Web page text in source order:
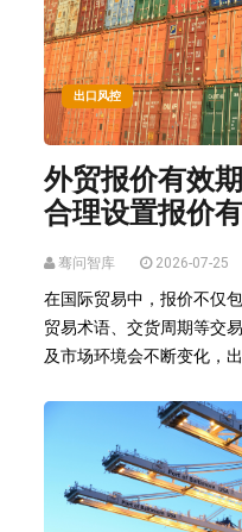
出口风控
外贸报价有效
合理设置报价
骞问智库 2026-07-25
在国际贸易中，报价不仅
贸易术语、交货周期等交
及市场环境会不断变化，